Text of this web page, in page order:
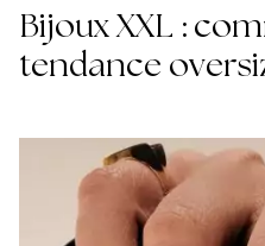
Bijoux XXL :
tendance